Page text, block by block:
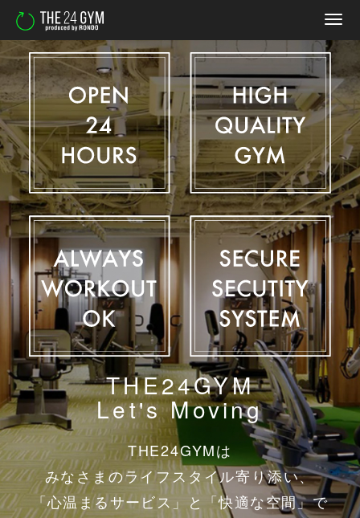
THE24GYM
Let's Moving
THE24GYMは
みなさまのライフスタイル寄り添い、
「心温まるサービス」と「快適な空間」で